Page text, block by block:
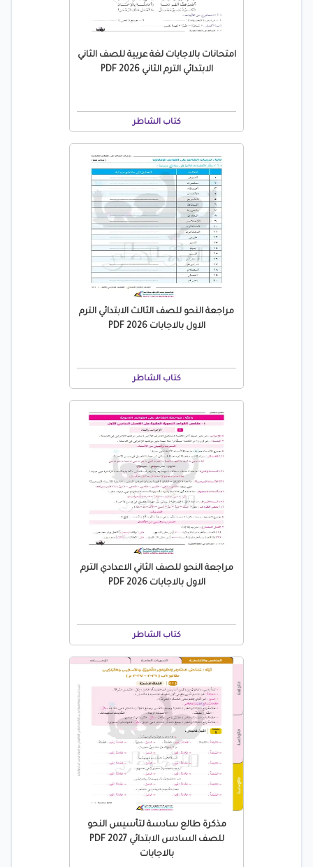
امتحانات بالاجابات لغة عربية للصف الثاني
الابتدائي الترم الثاني 2026 PDF
كتاب الشاطر
مراجعة النحو للصف الثالث الابتدائي الترم
الاول بالاجابات 2026 PDF
كتاب الشاطر
مراجعة النحو للصف الثاني الاعدادي الترم
الاول بالاجابات 2026 PDF
كتاب الشاطر
مذكرة طالع سادسة لتأسيس النحو
للصف السادس الابتدائي 2027 PDF
بالاجابات